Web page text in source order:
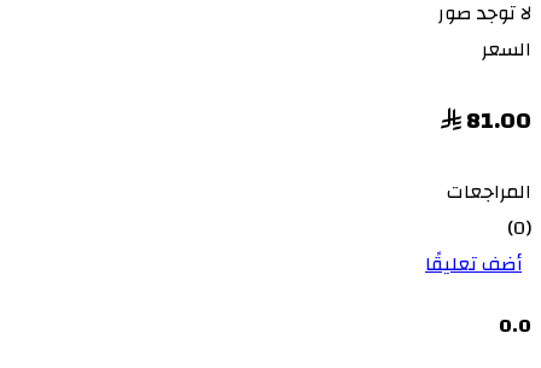
لا توجد صور
السعر
81.00
المراجعات
(0)
أضف تعليقًا
0.0